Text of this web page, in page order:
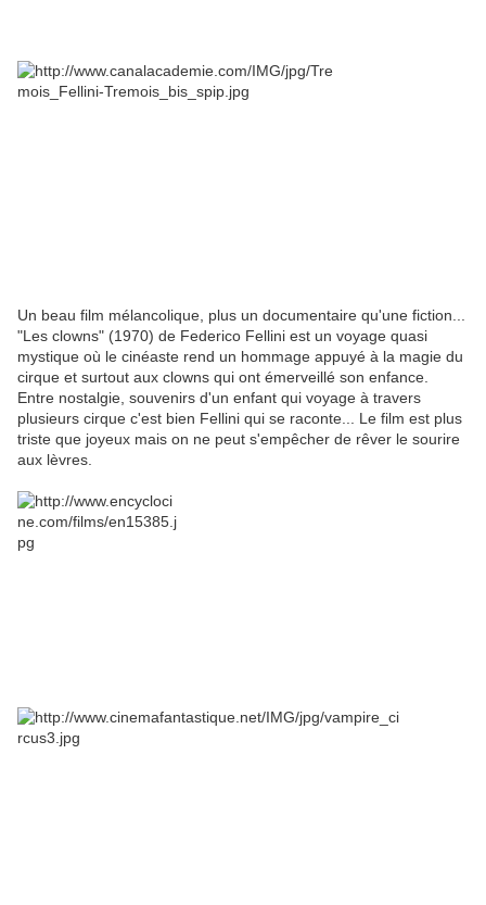
Un beau film mélancolique, plus un documentaire qu'une fiction...
"Les clowns" (1970) de Federico Fellini est un voyage quasi
mystique où le cinéaste rend un hommage appuyé à la magie du
cirque et surtout aux clowns qui ont émerveillé son enfance.
Entre nostalgie, souvenirs d'un enfant qui voyage à travers
plusieurs cirque c'est bien Fellini qui se raconte... Le film est plus
triste que joyeux mais on ne peut s'empêcher de rêver le sourire
aux lèvres.